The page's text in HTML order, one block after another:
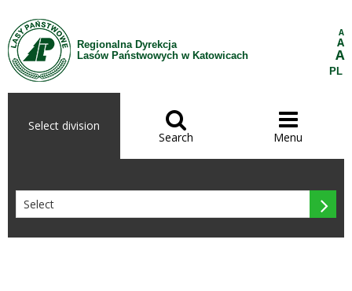
Skip to Content
Regionalna Dyrekcja
Lasów Państwowych w Katowicach
A
A
A
PL
Select division 
Search

Menu
